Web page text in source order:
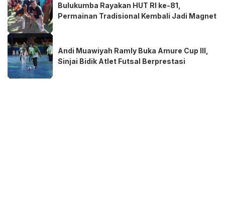
Bulukumba Rayakan HUT RI ke-81,
Permainan Tradisional Kembali Jadi Magnet
Andi Muawiyah Ramly Buka Amure Cup III,
Sinjai Bidik Atlet Futsal Berprestasi